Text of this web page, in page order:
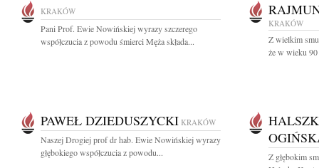
KRAKÓW
Pani Prof. Ewie Nowińskiej wyrazy szczerego
współczucia z powodu śmierci Męża składa...
KRAKÓW
Z wielkim
że w wieku 90
PAWEŁ DZIEDUSZYCKI KRAKÓW
Naszej Drogiej prof dr hab. Ewie Nowińskiej wyrazy
głębokiego współczucia z powodu...
Z głębokim